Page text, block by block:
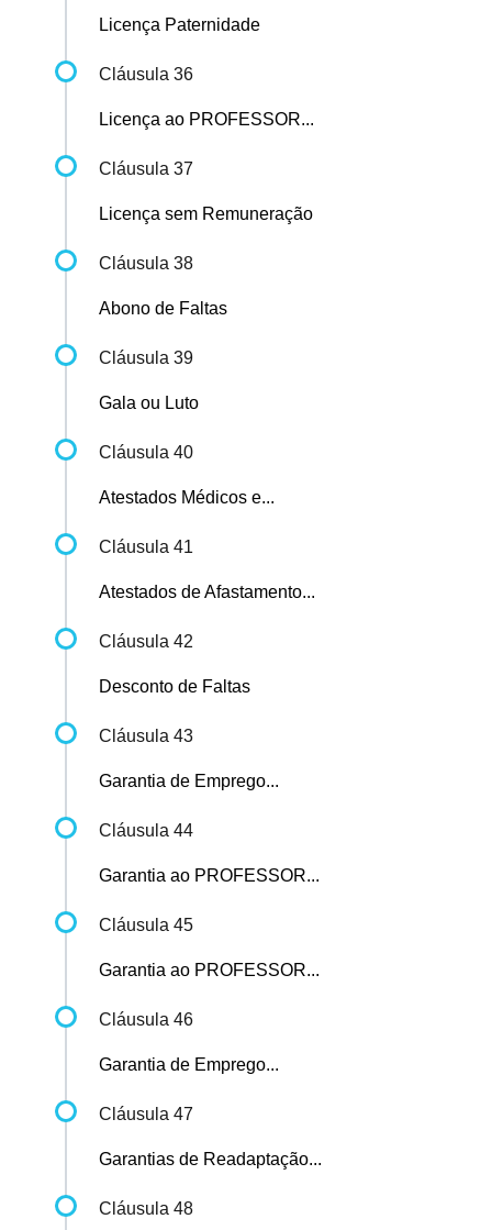
Licença Paternidade
Cláusula 36
Licença ao PROFESSOR...
Cláusula 37
Licença sem Remuneração
Cláusula 38
Abono de Faltas
Cláusula 39
Gala ou Luto
Cláusula 40
Atestados Médicos e...
Cláusula 41
Atestados de Afastamento...
Cláusula 42
Desconto de Faltas
Cláusula 43
Garantia de Emprego...
Cláusula 44
Garantia ao PROFESSOR...
Cláusula 45
Garantia ao PROFESSOR...
Cláusula 46
Garantia de Emprego...
Cláusula 47
Garantias de Readaptação...
Cláusula 48